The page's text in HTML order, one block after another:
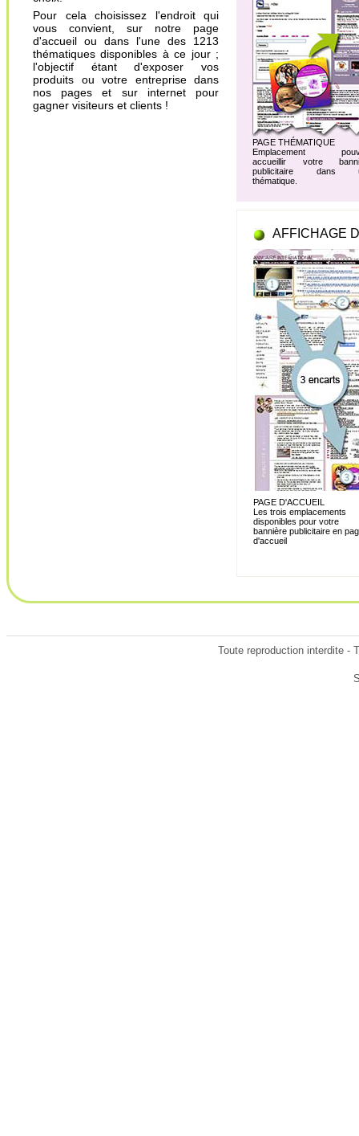
Pour cela choisissez l'endroit qui
vous convient, sur notre page
d'accueil ou dans l'une des 1213
thématiques disponibles à ce jour ;
l'objectif étant d'exposer vos
produits ou votre entreprise dans
nos pages et sur internet pour
gagner visiteurs et clients !
PAGE THÉMATIQUE
Emplacement
accueillir votre
publicitaire dans
thématique.
AFFICHAGE
PAGE D'ACCUEIL
Les trois emplacements
disponibles pour votre
bannière publicitaire en
d'accueil
Toute reproduction interdite -